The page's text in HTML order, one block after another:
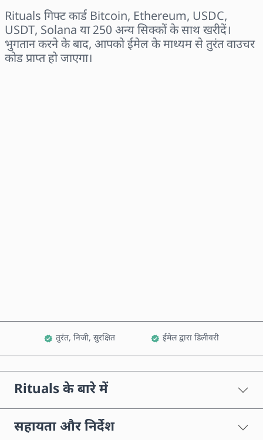
Rituals गिफ्ट कार्ड Bitcoin, Ethereum, USDC,
USDT, Solana या 250 अन्य सिक्कों के साथ खरीदें।
भुगतान करने के बाद, आपको ईमेल के माध्यम से तुरंत वाउचर
कोड प्राप्त हो जाएगा।
तुरंत, निजी, सुरक्षित ईमेल द्वारा डिलीवरी
Rituals के बारे में
सहायता और निर्देश